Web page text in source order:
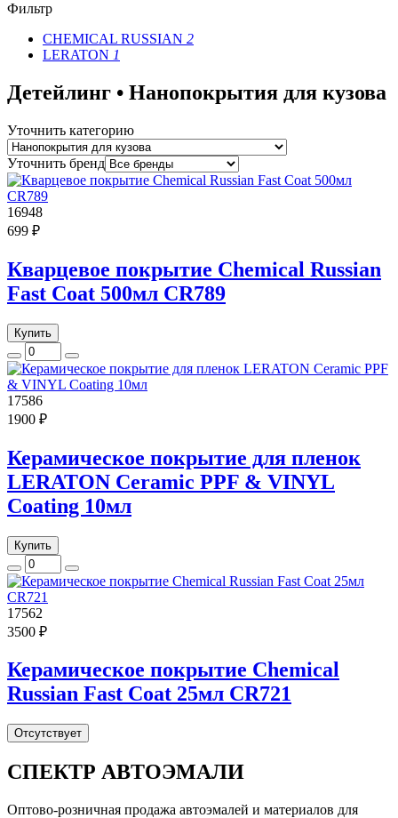
Фильтр
CHEMICAL RUSSIAN 2
LERATON 1
Детейлинг • Нанопокрытия для кузова
Уточнить категорию
Уточнить бренд
16948
699 ₽
Кварцевое покрытие Chemical Russian
Fast Coat 500мл CR789
Купить
17586
1900 ₽
Керамическое покрытие для пленок
LERATON Ceramic PPF & VINYL
Coating 10мл
Купить
17562
3500 ₽
Керамическое покрытие Chemical
Russian Fast Coat 25мл CR721
Отсутствует
СПЕКТР АВТОЭМАЛИ
Оптово-розничная продажа автоэмалей и материалов для